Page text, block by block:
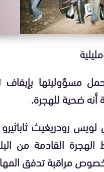
مسؤوليتها بإيقاف
ضحية للهجرة.
رودريغيث
القادمة من
مراقبة تدفق